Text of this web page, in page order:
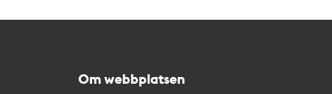
Om webbplatsen